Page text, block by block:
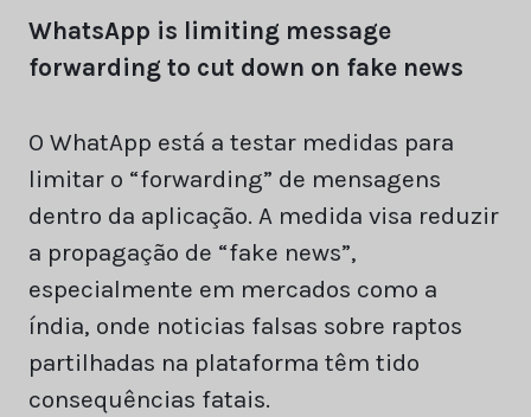
WhatsApp is limiting message
forwarding to cut down on fake news
O WhatApp está a testar medidas para
limitar o “forwarding” de mensagens
dentro da aplicação. A medida visa reduzir
a propagação de “fake news”,
especialmente em mercados como a
índia, onde noticias falsas sobre raptos
partilhadas na plataforma têm tido
consequências fatais.